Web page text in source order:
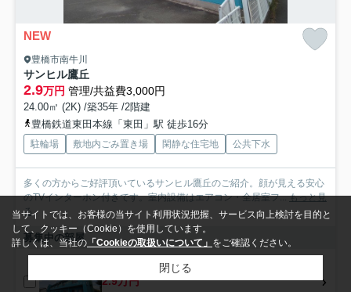
NEW
豊橋市南牛川
サンヒル鷹丘
2.9万円 管理/共益費3,000円
24.00㎡ (2K) /築35年 /2階建
豊橋鉄道東田本線「東田」駅 徒歩16分
駐輪場 敷地内ごみ置き場 閑静な住宅地 公共下水
多くの方からご好評頂いているサンヒル鷹丘のご紹介。顔が見える安心
のTVインターホン付きです。室内設備はエアコン・全居室フ...もっと見
る
募集中の部屋
2.9万円
当サイトでは、お客様の当サイト利用状況把握、サービス向上検討を目的と
して、クッキー（Cookie）を使用しています。
詳しくは、当社の 「Cookieの取扱いについて」 をご確認ください。
閉じる